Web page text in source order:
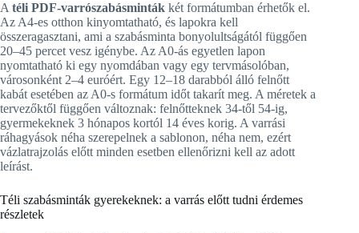
A téli PDF-varrószabásminták két formátumban érhetők el.
Az A4-es otthon kinyomtatható, és lapokra kell
összeragasztani, ami a szabásminta bonyolultságától függően
20–45 percet vesz igénybe. Az A0-ás egyetlen lapon
nyomtatható ki egy nyomdában vagy egy tervmásolóban,
városonként 2–4 euróért. Egy 12–18 darabból álló felnőtt
kabát esetében az A0-s formátum időt takarít meg. A méretek a
tervezőktől függően változnak: felnőtteknek 34-től 54-ig,
gyermekeknek 3 hónapos kortól 14 éves korig. A varrási
ráhagyások néha szerepelnek a sablonon, néha nem, ezért
vázlatrajzolás előtt minden esetben ellenőrizni kell az adott
leírást.
Téli szabásminták gyerekeknek: a varrás előtt tudni érdemes
részletek